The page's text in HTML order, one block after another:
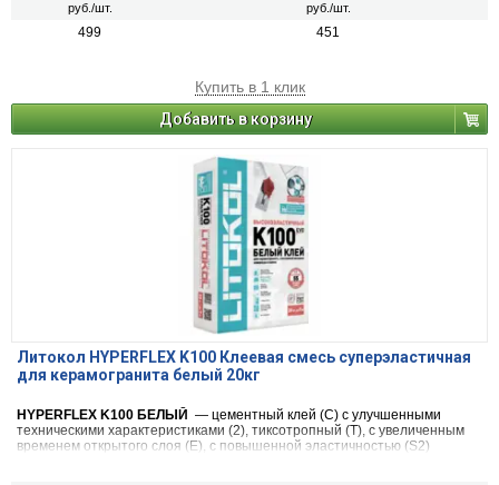
руб./шт. руб./шт.
499 451
Купить в 1 клик
Добавить в корзину
Литокол HYPERFLEX K100 Клеевая смесь суперэластичная
для керамогранита белый 20кг
HYPERFLEX K100 БЕЛЫЙ — цементный клей (С) с улучшенными
техническими характеристиками (2), тиксотропный (Т), с увеличенным
временем открытого слоя (Е), с повышенной эластичностью (S2)